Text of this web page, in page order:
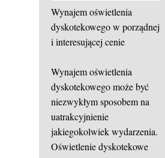
Wynajem oświetlenia
dyskotekowego w porządnej
i interesującej cenie
Wynajem oświetlenia
dyskotekowego może być
niezwykłym sposobem na
uatrakcyjnienie
jakiegokolwiek wydarzenia.
Oświetlenie dyskotekowe